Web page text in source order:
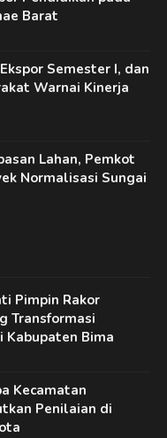
Barat
Semester I, dan
Warnai Kinerja
Lahan, Pemkot
Normalisasi Sungai
Pimpin Rakor
Transformasi
Kabupaten Bima
Kecamatan
Penilaian di